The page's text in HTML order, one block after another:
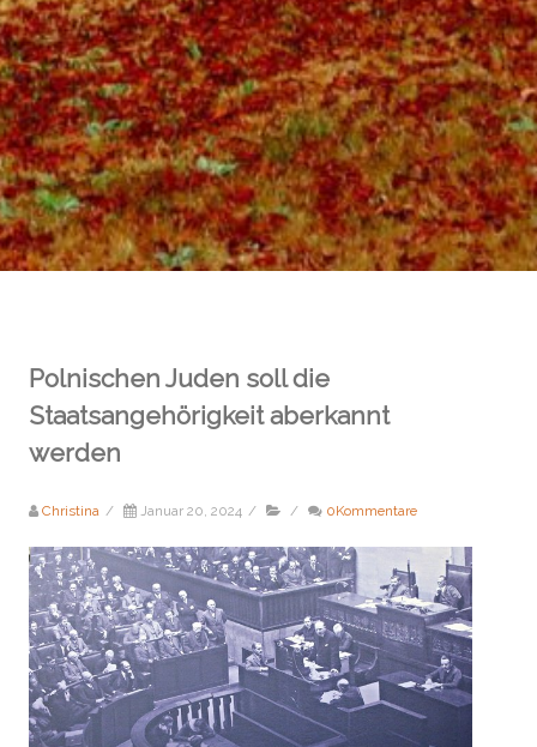
Polnischen Juden soll die
Staatsangehörigkeit aberkannt
werden
Christina / Januar 20, 2024 / / 0Kommentare